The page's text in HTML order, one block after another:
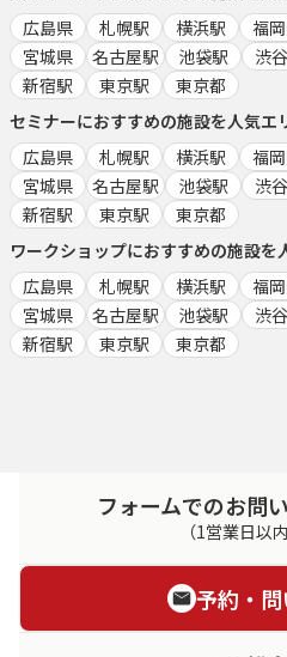
広島県
札幌駅 横浜駅 福
宮城県
名古屋駅 池袋駅 渋
新宿駅
東京駅
東京都
セミナーにおすすめの施設を人気エ
広島県
札幌駅 横浜駅 福
宮城県
名古屋駅 池袋駅 渋
新宿駅
東京駅
東京都
ワークショップにおすすめの施設を
広島県
札幌駅 横浜駅 福
宮城県
名古屋駅 池袋駅 渋
新宿駅
東京駅 東京都
フォームでのお問
（1営業日以
予約・